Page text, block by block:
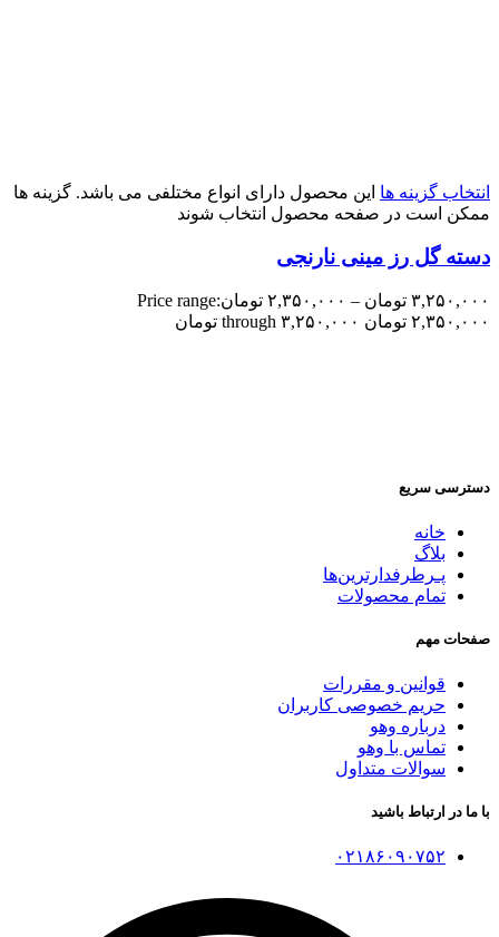
انتخاب گزینه ها این محصول دارای انواع مختلفی می باشد. گزینه ها
ممکن است در صفحه محصول انتخاب شوند
دسته گل رز مینی نارنجی
۳,۲۵۰,۰۰۰ تومان – ۲,۳۵۰,۰۰۰ تومانPrice range:
۲,۳۵۰,۰۰۰ تومان through ۳,۲۵۰,۰۰۰ تومان
دسترسی سریع
خانه
بلاگ
پـرطرفدارترین‌ها
تمام محصولات
صفحات مهم
قوانین و مقررات
حریم خصوصی کاربران
درباره وهو
تماس با وهو
سوالات متداول
با ما در ارتباط باشید
۰۲۱۸۶۰۹۰۷۵۲